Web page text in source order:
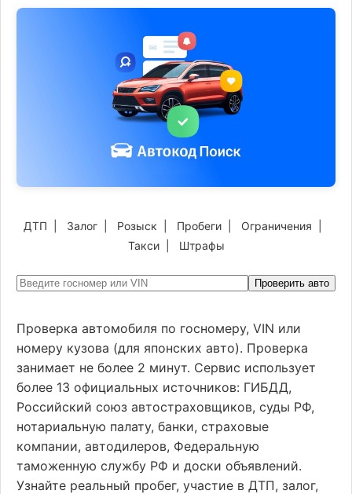
ДТП Залог Розыск Пробеги Ограничения
Такси| Штрафы
Проверить авто
Проверка автомобиля по госномеру, VIN или
номеру кузова (для японских авто). Проверка
занимает не более 2 минут. Сервис использует
более 13 официальных источников: ГИБДД,
Российский союз автостраховщиков, суды РФ,
нотариальную палату, банки, страховые
компании, автодилеров, Федеральную
таможенную службу РФ и доски объявлений.
Узнайте реальный пробег, участие в ДТП, залог,